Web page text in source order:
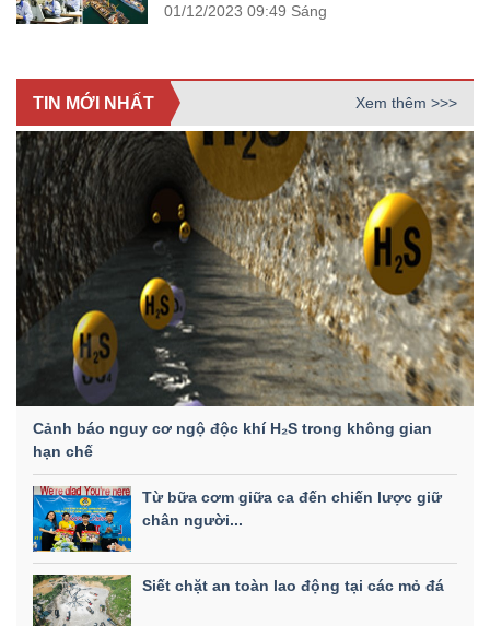
01/12/2023 09:49 Sáng
TIN MỚI NHẤT Xem thêm >>>
Cảnh báo nguy cơ ngộ độc khí H₂S trong không gian
hạn chế
Từ bữa cơm giữa ca đến chiến lược giữ
chân người...
Siết chặt an toàn lao động tại các mỏ đá